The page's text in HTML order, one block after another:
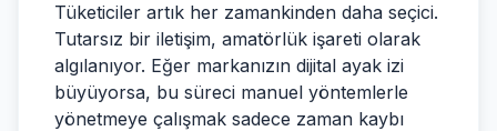
Tüketiciler artık her zamankinden daha seçici.
Tutarsız bir iletişim, amatörlük işareti olarak
algılanıyor. Eğer markanızın dijital ayak izi
büyüyorsa, bu süreci manuel yöntemlerle
yönetmeye çalışmak sadece zaman kaybı